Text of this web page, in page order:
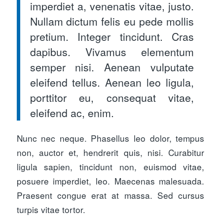
imperdiet a, venenatis vitae, justo.
Nullam dictum felis eu pede mollis
pretium. Integer tincidunt. Cras
dapibus. Vivamus elementum
semper nisi. Aenean vulputate
eleifend tellus. Aenean leo ligula,
porttitor eu, consequat vitae,
eleifend ac, enim.
Nunc nec neque. Phasellus leo dolor, tempus
non, auctor et, hendrerit quis, nisi. Curabitur
ligula sapien, tincidunt non, euismod vitae,
posuere imperdiet, leo. Maecenas malesuada.
Praesent congue erat at massa. Sed cursus
turpis vitae tortor.